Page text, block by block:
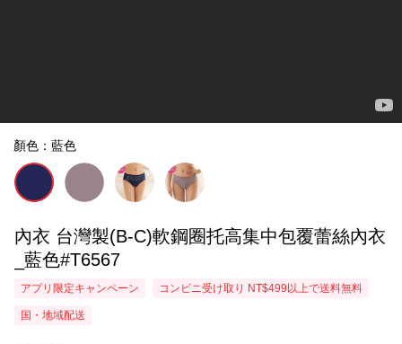
顏色：藍色
內衣 台灣製(B-C)軟鋼圈托高集中包覆蕾絲內衣
_藍色#T6567
アプリ限定キャンペーン コンビニ受け取り NT$499以上で送料無料
国・地域配送